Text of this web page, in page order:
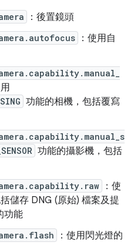
：後置鏡頭
：使用自
功能的相機，包括覆寫
功能的攝影機，包括
：使
儲存 DNG (原始) 檔案及提
功能
：使用閃光燈的